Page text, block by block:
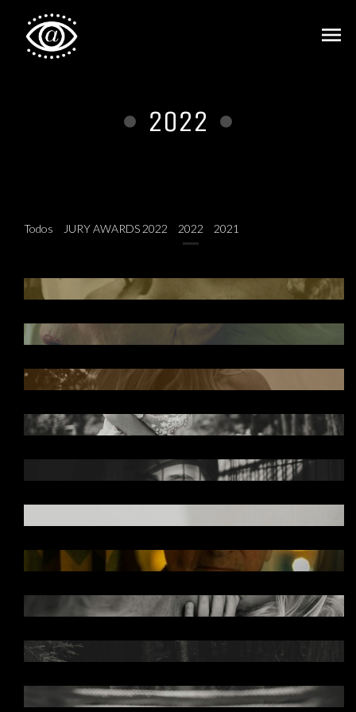
menu
2022
Todos JURY AWARDS 2022 2022 2021
01 - Ju Holck - Selo Ouro
02 - Cris Motta - Selo Prata
03 - Patrícia Faustino - Selo Bronze
04 - Ju Holck
05 - Ju Holck
05 - Ju Holck
06 - Cris Motta
06 - Patrícia Faustino
07 - Ju Holck
08 - Ju Holck
09 - Paula Dau e Fábio Figueiredo